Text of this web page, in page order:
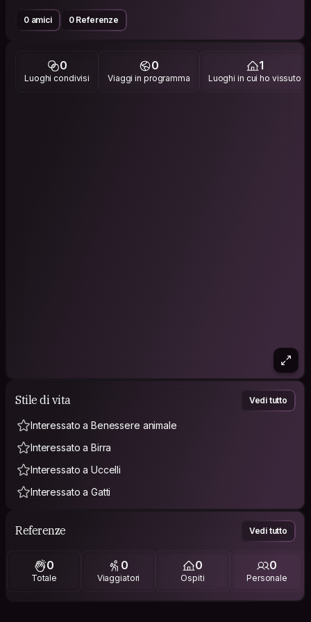
0 amici 0 Referenze
0
Luoghi condivisi
0
Viaggi in programma
1
Luoghi in cui ho vissuto
Stile di vita Vedi tutto
Interessato a Benessere animale
Interessato a Birra
Interessato a Uccelli
Interessato a Gatti
Referenze Vedi tutto
0
Totale
0
Viaggiatori
0
Ospiti
0
Personale